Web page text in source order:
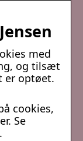
med
og tilsæt
er optøet.
cookies,
Se